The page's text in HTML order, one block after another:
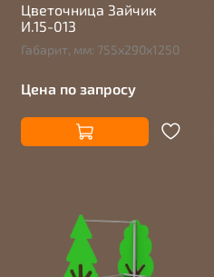
Цветочница Зайчик
И.15-013
Габарит, мм: 755х290х1250
Цена по запросу